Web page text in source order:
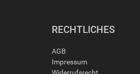
RECHTLICHES
AGB
Impressum